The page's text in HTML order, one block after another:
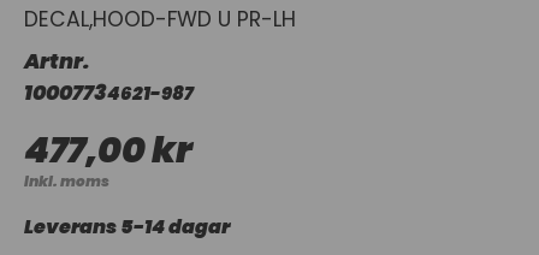
DECAL,HOOD-FWD U PR-LH
Artnr.
10007734621-987
477,00 kr
Inkl. moms
Leverans 5-14 dagar